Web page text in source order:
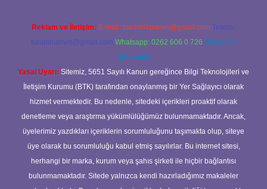
Reklam ve İletişim: E-mail: backlinkpaneli@gmail.com Teams:
forumhizmeti@gmail.com Whatsapp: 0262 606 0 726 Telegram:
@karabul
Yasal Uyarı: Sitemiz, 5651 Sayılı Kanun gereğince Bilgi Teknolojileri ve
İletişim Kurumu (BTK) tarafından onaylanmış bir Yer Sağlayıcı olarak
hizmet vermektedir. Bu nedenle, sitedeki içerikleri proaktif olarak
denetleme veya araştırma yükümlülüğümüz bulunmamaktadır. Ancak,
üyelerimiz yazdıkları içeriklerin sorumluluğunu taşımakta olup, siteye
üye olarak bu sorumluluğu kabul etmiş sayılırlar. Bu internet sitesi,
herhangi bir marka, kurum veya şahıs şirketi ile hiçbir bağlantısı
bulunmamaktadır. Sitede yalnızca kendi hazırladığımız makaleler